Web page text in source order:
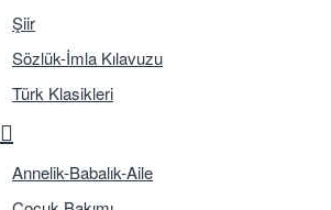
Şiir
Sözlük-İmla Kılavuzu
Türk Klasikleri
Annelik-Babalık-Aile